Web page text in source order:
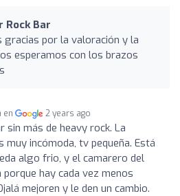
Rock Bar
gracias por la valoración y la
esperamos con los brazos
en 2 years ago
sin más de heavy rock. La
muy incómoda, tv pequeña. Está
algo frio, y el camarero del
hay cada vez menos
mejoren y le den un cambio.